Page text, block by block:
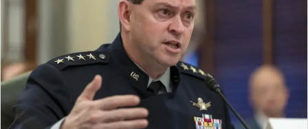
安全保障
ビジネス・経済
カルチャー